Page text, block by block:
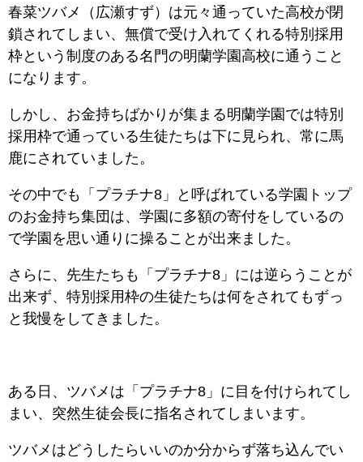
春菜ツバメ（広瀬すず）は元々通っていた高校が閉
鎖されてしまい、無償で受け入れてくれる特別採用
枠という制度のある名門の明蘭学園高校に通うこと
になります。
しかし、お金持ちばかりが集まる明蘭学園では特別
採用枠で通っている生徒たちは下に見られ、常に馬
鹿にされていました。
その中でも「プラチナ8」と呼ばれている学園トップ
のお金持ち集団は、学園に多額の寄付をしているの
で学園を思い通りに操ることが出来ました。
さらに、先生たちも「プラチナ8」には逆らうことが
出来ず、特別採用枠の生徒たちは何をされてもずっ
と我慢をしてきました。
ある日、ツバメは「プラチナ8」に目を付けられてし
まい、突然生徒会長に指名されてしまいます。
ツバメはどうしたらいいのか分からず落ち込んでい